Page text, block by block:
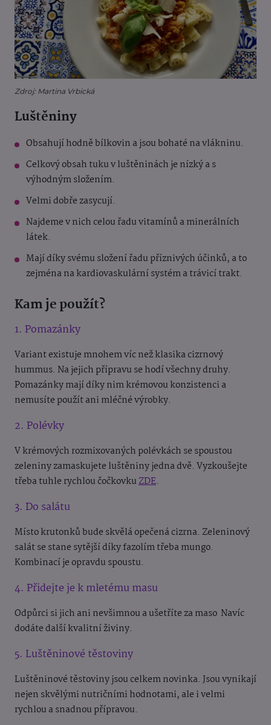
Zdroj: Martina Vrbická
Luštěniny
Obsahují hodně bílkovin a jsou bohaté na vlákninu.
Celkový obsah tuku v luštěninách je nízký a s
výhodným složením.
Velmi dobře zasycují.
Najdeme v nich celou řadu vitamínů a minerálních
látek.
Mají díky svému složení řadu příznivých účinků, a to
zejména na kardiovaskulární systém a trávicí trakt.
Kam je použít?
1. Pomazánky
Variant existuje mnohem víc než klasika cizrnový
hummus. Na jejich přípravu se hodí všechny druhy.
Pomazánky mají díky nim krémovou konzistenci a
nemusíte použít ani mléčné výrobky.
2. Polévky
V krémových rozmixovaných polévkách se spoustou
zeleniny zamaskujete luštěniny jedna dvě. Vyzkoušejte
třeba tuhle rychlou čočkovkuZDE.
3. Do salátu
Místo krutonků bude skvělá opečená cizrna. Zeleninový
salát se stane sytější díky fazolím třeba mungo.
Kombinací je opravdu spoustu.
4. Přidejte je k mletému masu
Odpůrci si jich ani nevšimnou a ušetříte za maso Navíc
dodáte další kvalitní živiny.
5. Luštěninové těstoviny
Luštěninové těstoviny jsou celkem novinka. Jsou vynikají
nejen skvělými nutričními hodnotami, ale i velmi
rychlou a snadnou přípravou.